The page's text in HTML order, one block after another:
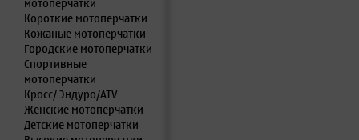
Короткие мотоперчатки
Кожаные мотоперчатки
Городские мотоперчатки
Спортивные
мотоперчатки
Кросс/ Эндуро/ATV
Женские мотоперчатки
Детские мотоперчатки